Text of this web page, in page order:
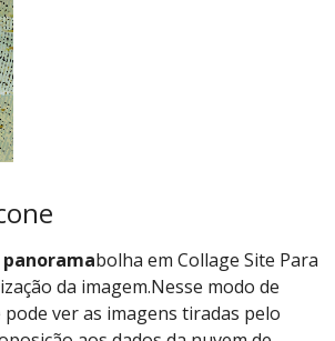
panoramabolha em Collage Site Para
da imagem.Nesse modo de
pode ver as imagens tiradas pelo